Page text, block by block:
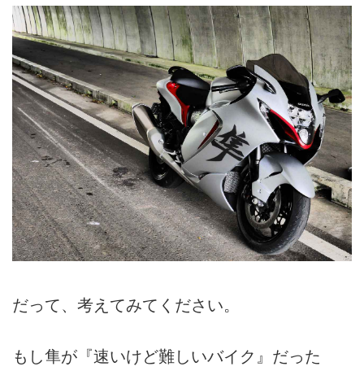
だって、考えてみてください。
もし隼が『速いけど難しいバイク』だった